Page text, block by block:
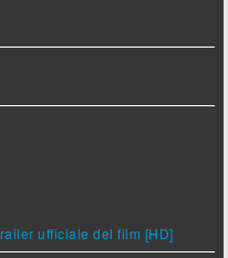
ufficiale del film [HD]